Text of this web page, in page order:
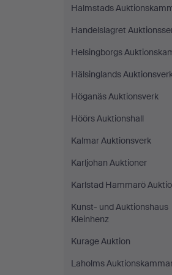
Halmstads
Handelslagret
Helsingborgs
Hälsinglands
Höganäs Auktionsverk
Höörs Auktionshall
Kalmar Auktionsverk
Karljohan Auktioner
Karlstad Hammarö
Kunst- und Auktionshaus
Kleinhenz
Kurage Auktion
Laholms